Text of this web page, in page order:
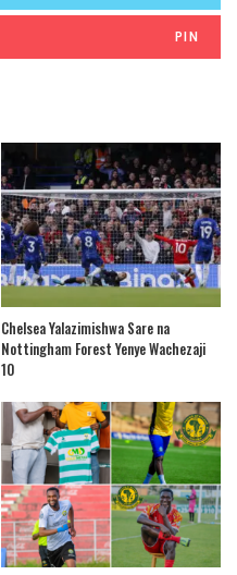
PIN
Chelsea Yalazimishwa Sare na
Nottingham Forest Yenye Wachezaji
10